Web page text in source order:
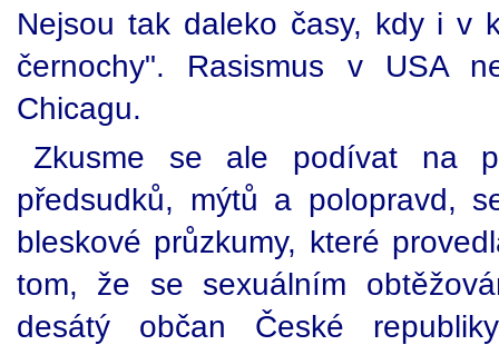
Nejsou tak daleko časy, kdy i v
černochy". Rasismus v USA
Chicagu.
Zkusme se ale podívat na
předsudků, mýtů a polopravd,
bleskové průzkumy, které
tom, že se sexuálním
desátý občan České